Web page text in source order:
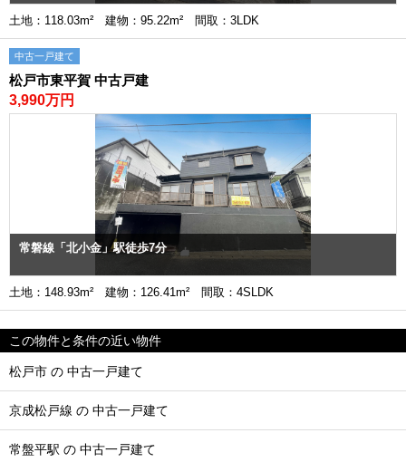
土地：118.03m² 建物：95.22m² 間取：3LDK
中古一戸建て
松戸市東平賀 中古戸建
3,990万円
常磐線「北小金」駅徒歩7分
土地：148.93m² 建物：126.41m² 間取：4SLDK
この物件と条件の近い物件
松戸市 の 中古一戸建て
京成松戸線 の 中古一戸建て
常盤平駅 の 中古一戸建て